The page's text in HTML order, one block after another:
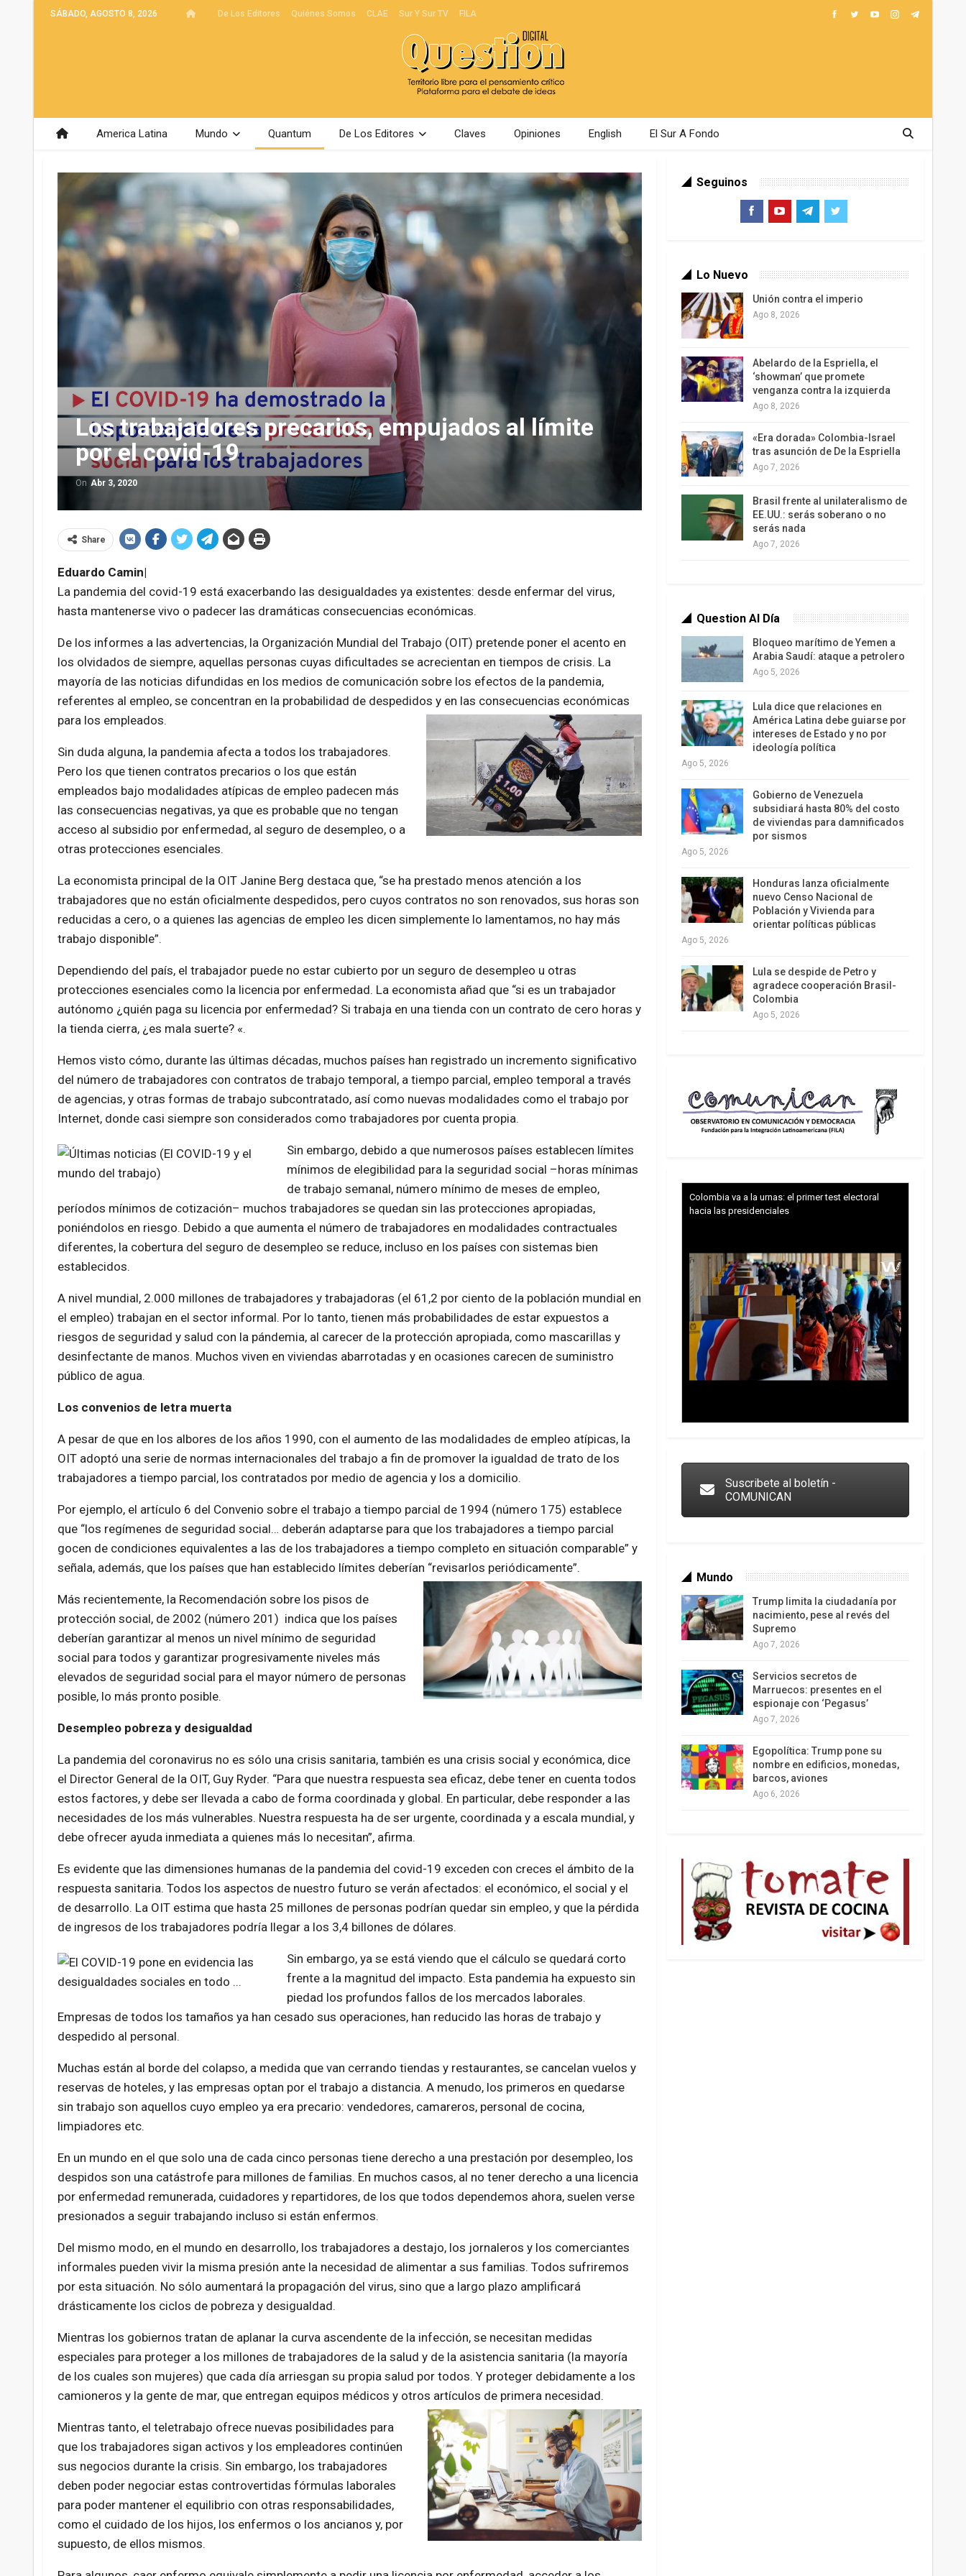
SÁBADO, AGOSTO 8, 2026 De Los Editores Quiénes Somos CLAE Sur Y Sur TV FILA
America Latina Mundo Quantum De Los Editores Claves Opiniones English El Sur A Fondo
Los trabajadores precarios, empujados al límite
por el covid-19
On Abr 3, 2020
Share
Eduardo Camin|
La pandemia del covid-19 está exacerbando las desigualdades ya existentes: desde enfermar del virus,
hasta mantenerse vivo o padecer las dramáticas consecuencias económicas.
De los informes a las advertencias, la Organización Mundial del Trabajo (OIT) pretende poner el acento en
los olvidados de siempre, aquellas personas cuyas dificultades se acrecientan en tiempos de crisis. La
mayoría de las noticias difundidas en los medios de comunicación sobre los efectos de la pandemia,
referentes al empleo, se concentran en la probabilidad de despedidos y en las consecuencias económicas
para los empleados.
Sin duda alguna, la pandemia afecta a todos los trabajadores.
Pero los que tienen contratos precarios o los que están
empleados bajo modalidades atípicas de empleo padecen más
las consecuencias negativas, ya que es probable que no tengan
acceso al subsidio por enfermedad, al seguro de desempleo, o a
otras protecciones esenciales.
La economista principal de la OIT Janine Berg destaca que, “se ha prestado menos atención a los
trabajadores que no están oficialmente despedidos, pero cuyos contratos no son renovados, sus horas son
reducidas a cero, o a quienes las agencias de empleo les dicen simplemente lo lamentamos, no hay más
trabajo disponible”.
Dependiendo del país, el trabajador puede no estar cubierto por un seguro de desempleo u otras
protecciones esenciales como la licencia por enfermedad. La economista añad que “si es un trabajador
autónomo ¿quién paga su licencia por enfermedad? Si trabaja en una tienda con un contrato de cero horas y
la tienda cierra, ¿es mala suerte? «.
Hemos visto cómo, durante las últimas décadas, muchos países han registrado un incremento significativo
del número de trabajadores con contratos de trabajo temporal, a tiempo parcial, empleo temporal a través
de agencias, y otras formas de trabajo subcontratado, así como nuevas modalidades como el trabajo por
Internet, donde casi siempre son considerados como trabajadores por cuenta propia.
Sin embargo, debido a que numerosos países establecen límites
mínimos de elegibilidad para la seguridad social –horas mínimas
de trabajo semanal, número mínimo de meses de empleo,
períodos mínimos de cotización– muchos trabajadores se quedan sin las protecciones apropiadas,
poniéndolos en riesgo. Debido a que aumenta el número de trabajadores en modalidades contractuales
diferentes, la cobertura del seguro de desempleo se reduce, incluso en los países con sistemas bien
establecidos.
A nivel mundial, 2.000 millones de trabajadores y trabajadoras (el 61,2 por ciento de la población mundial en
el empleo) trabajan en el sector informal. Por lo tanto, tienen más probabilidades de estar expuestos a
riesgos de seguridad y salud con la pándemia, al carecer de la protección apropiada, como mascarillas y
desinfectante de manos. Muchos viven en viviendas abarrotadas y en ocasiones carecen de suministro
público de agua.
Los convenios de letra muerta
A pesar de que en los albores de los años 1990, con el aumento de las modalidades de empleo atípicas, la
OIT adoptó una serie de normas internacionales del trabajo a fin de promover la igualdad de trato de los
trabajadores a tiempo parcial, los contratados por medio de agencia y los a domicilio.
Por ejemplo, el artículo 6 del Convenio sobre el trabajo a tiempo parcial de 1994 (número 175) establece
que “los regímenes de seguridad social… deberán adaptarse para que los trabajadores a tiempo parcial
gocen de condiciones equivalentes a las de los trabajadores a tiempo completo en situación comparable” y
señala, además, que los países que han establecido límites deberían “revisarlos periódicamente”.
Más recientemente, la Recomendación sobre los pisos de
protección social, de 2002 (número 201) indica que los países
deberían garantizar al menos un nivel mínimo de seguridad
social para todos y garantizar progresivamente niveles más
elevados de seguridad social para el mayor número de personas
posible, lo más pronto posible.
Desempleo pobreza y desigualdad
La pandemia del coronavirus no es sólo una crisis sanitaria, también es una crisis social y económica, dice
el Director General de la OIT, Guy Ryder. “Para que nuestra respuesta sea eficaz, debe tener en cuenta todos
estos factores, y debe ser llevada a cabo de forma coordinada y global. En particular, debe responder a las
necesidades de los más vulnerables. Nuestra respuesta ha de ser urgente, coordinada y a escala mundial, y
debe ofrecer ayuda inmediata a quienes más lo necesitan”, afirma.
Es evidente que las dimensiones humanas de la pandemia del covid-19 exceden con creces el ámbito de la
respuesta sanitaria. Todos los aspectos de nuestro futuro se verán afectados: el económico, el social y el
de desarrollo. La OIT estima que hasta 25 millones de personas podrían quedar sin empleo, y que la pérdida
de ingresos de los trabajadores podría llegar a los 3,4 billones de dólares.
Sin embargo, ya se está viendo que el cálculo se quedará corto
frente a la magnitud del impacto. Esta pandemia ha expuesto sin
piedad los profundos fallos de los mercados laborales.
Empresas de todos los tamaños ya han cesado sus operaciones, han reducido las horas de trabajo y
despedido al personal.
Muchas están al borde del colapso, a medida que van cerrando tiendas y restaurantes, se cancelan vuelos y
reservas de hoteles, y las empresas optan por el trabajo a distancia. A menudo, los primeros en quedarse
sin trabajo son aquellos cuyo empleo ya era precario: vendedores, camareros, personal de cocina,
limpiadores etc.
En un mundo en el que solo una de cada cinco personas tiene derecho a una prestación por desempleo, los
despidos son una catástrofe para millones de familias. En muchos casos, al no tener derecho a una licencia
por enfermedad remunerada, cuidadores y repartidores, de los que todos dependemos ahora, suelen verse
presionados a seguir trabajando incluso si están enfermos.
Del mismo modo, en el mundo en desarrollo, los trabajadores a destajo, los jornaleros y los comerciantes
informales pueden vivir la misma presión ante la necesidad de alimentar a sus familias. Todos sufriremos
por esta situación. No sólo aumentará la propagación del virus, sino que a largo plazo amplificará
drásticamente los ciclos de pobreza y desigualdad.
Mientras los gobiernos tratan de aplanar la curva ascendente de la infección, se necesitan medidas
especiales para proteger a los millones de trabajadores de la salud y de la asistencia sanitaria (la mayoría
de los cuales son mujeres) que cada día arriesgan su propia salud por todos. Y proteger debidamente a los
camioneros y la gente de mar, que entregan equipos médicos y otros artículos de primera necesidad.
Mientras tanto, el teletrabajo ofrece nuevas posibilidades para
que los trabajadores sigan activos y los empleadores continúen
sus negocios durante la crisis. Sin embargo, los trabajadores
deben poder negociar estas controvertidas fórmulas laborales
para poder mantener el equilibrio con otras responsabilidades,
como el cuidado de los hijos, los enfermos o los ancianos y, por
supuesto, de ellos mismos.
Seguinos
Lo Nuevo
Unión contra el imperio
Ago 8, 2026
Abelardo de la Espriella, el
‘showman’ que promete
venganza contra la izquierda
Ago 8, 2026
«Era dorada» Colombia-Israel
tras asunción de De la Espriella
Ago 7, 2026
Brasil frente al unilateralismo de
EE.UU.: serás soberano o no
serás nada
Ago 7, 2026
Question Al Día
Bloqueo marítimo de Yemen a
Arabia Saudí: ataque a petrolero
Ago 5, 2026
Lula dice que relaciones en
América Latina debe guiarse por
intereses de Estado y no por
ideología política
Ago 5, 2026
Gobierno de Venezuela
subsidiará hasta 80% del costo
de viviendas para damnificados
por sismos
Ago 5, 2026
Honduras lanza oficialmente
nuevo Censo Nacional de
Población y Vivienda para
orientar políticas públicas
Ago 5, 2026
Lula se despide de Petro y
agradece cooperación Brasil-
Colombia
Ago 5, 2026
Colombia va a la urnas: el primer test electoral
hacia las presidenciales
Suscribete al boletín -
COMUNICAN
Mundo
Trump limita la ciudadanía por
nacimiento, pese al revés del
Supremo
Ago 7, 2026
Servicios secretos de
Marruecos: presentes en el
espionaje con ‘Pegasus’
Ago 7, 2026
Egopolítica: Trump pone su
nombre en edificios, monedas,
barcos, aviones
Ago 6, 2026